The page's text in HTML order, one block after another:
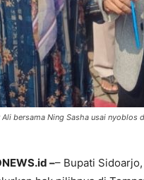
bersama Ning Sasha usai nyoblos
–– Bupati